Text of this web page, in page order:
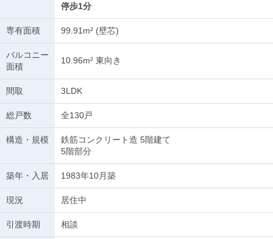
停歩1分
専有面積 99.91m² (壁芯)
バルコニー
面積
10.96m² 東向き
間取 3LDK
総戸数 全130戸
構造・規模
鉄筋コンクリート造 5階建て
5階部分
築年・入居 1983年10月築
現況 居住中
引渡時期 相談